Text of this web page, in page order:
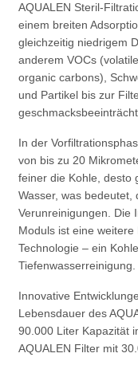
AQUALEN Steril-
einem breiten
gleichzeitig niedrigem
anderem VOCs
organic carbons),
und Partikel bis zur
In der
von bis zu 20
feiner die Kohle, desto
Wasser, was bedeutet,
Verunreinigungen. Die
Moduls ist eine weitere
Technologie – ein
Tiefenwasserreinigung.
Innovative
Lebensdauer des
90.000 Liter Kapazität
AQUALEN Filter mit